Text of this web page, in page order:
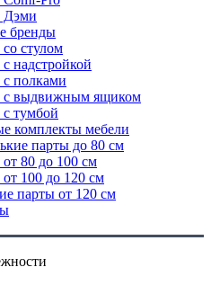
Дэми
бренды
стулом
надстройкой
полками
с выдвижным ящиком
тумбой
комплекты мебели
парты до 80 см
80 до 100 см
100 до 120 см
парты от 120 см